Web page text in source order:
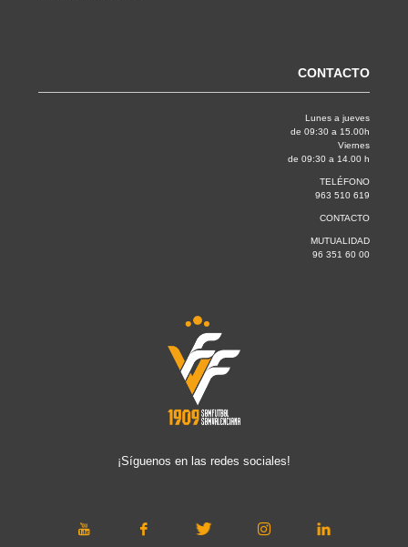
CONTACTO
Lunes a jueves
de 09:30 a 15.00h
Viernes
de 09:30 a 14.00 h
TELÉFONO
963 510 619
CONTACTO
MUTUALIDAD
96 351 60 00
¡Síguenos en las redes sociales!